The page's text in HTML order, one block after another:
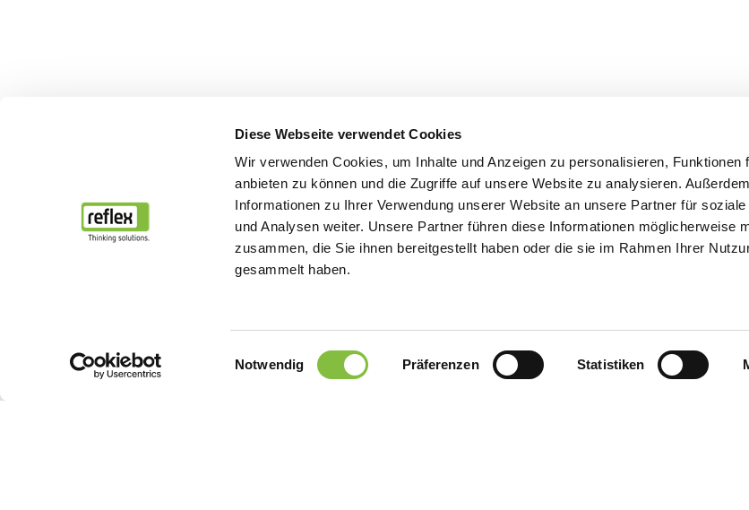
Diese Webseite verwendet Cookies
Wir verwenden Cookies, um Inhalte und Anzeigen zu personalisieren, Funktionen
anbieten zu können und die Zugriffe auf unsere Website zu analysieren.
Informationen zu Ihrer Verwendung unserer Website an unsere Partner für
und Analysen weiter. Unsere Partner führen diese Informationen möglicherweise
zusammen, die Sie ihnen bereitgestellt haben oder die sie im Rahmen Ihrer
gesammelt haben.
Einwilligungsauswahl
Notwendig Präferenzen Statistiken